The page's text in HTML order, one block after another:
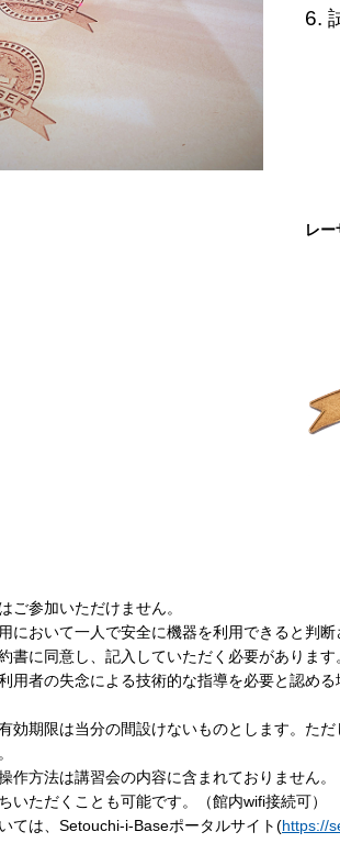
6.
レ
ご参加いただけません。
において一人で安全に機器を利用できると判
書に同意し、記入していただく必要があります
用者の失念による技術的な指導を必要と認め
効期限は当分の間設けないものとします。た
作方法は講習会の内容に含まれておりません。
いただくことも可能です。（館内wifi接続可）
ては、Setouchi-i-Baseポータルサイト(https://